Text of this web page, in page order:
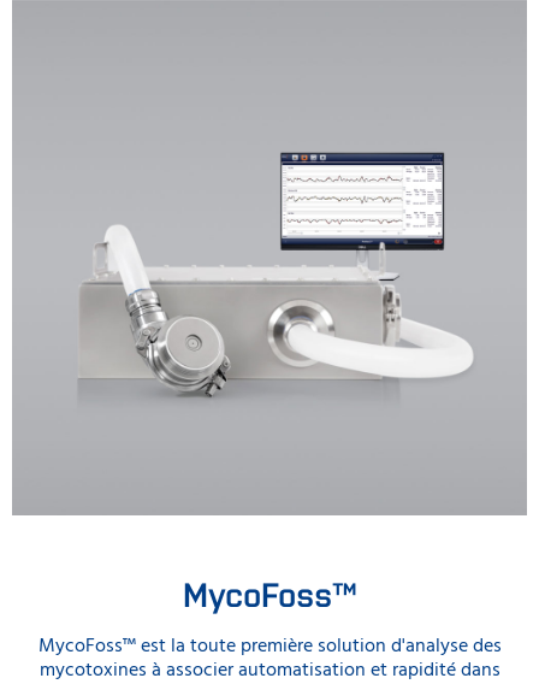
MycoFoss™
MycoFoss™ est la toute première solution d'analyse des
mycotoxines à associer automatisation et rapidité dans